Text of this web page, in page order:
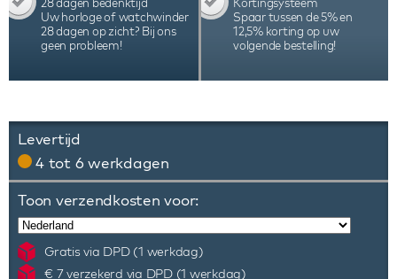
Uw horloge of watchwinder
28 dagen op zicht? Bij ons
geen probleem!
Spaar tussen de 5% en
12,5% korting op uw
volgende bestelling!
Levertijd
4 tot 6 werkdagen
Toon verzendkosten voor:
Gratis via DPD (1 werkdag)
€ 7 verzekerd via DPD (1 werkdag)